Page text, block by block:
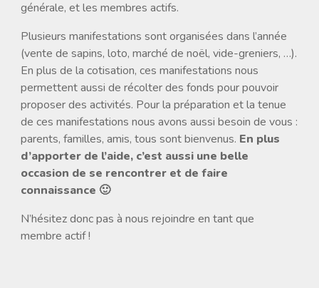
générale, et les membres actifs.
Plusieurs manifestations sont organisées dans l’année
(vente de sapins, loto, marché de noël, vide-greniers, …).
En plus de la cotisation, ces manifestations nous
permettent aussi de récolter des fonds pour pouvoir
proposer des activités. Pour la préparation et la tenue
de ces manifestations nous avons aussi besoin de vous :
parents, familles, amis, tous sont bienvenus. En plus
d’apporter de l’aide, c’est aussi une belle
occasion de se rencontrer et de faire
connaissance 🙂
N’hésitez donc pas à nous rejoindre en tant que
membre actif !